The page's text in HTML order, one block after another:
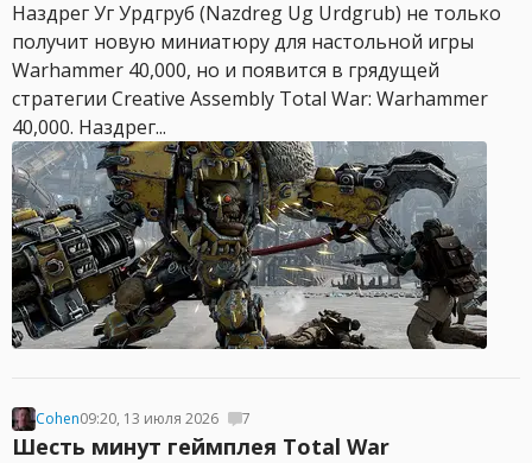
Наздрег Уг Урдгруб (Nazdreg Ug Urdgrub) не только
получит новую миниатюру для настольной игры
Warhammer 40,000, но и появится в грядущей
стратегии Creative Assembly Total War: Warhammer
40,000. Наздрег...
Cohen09:20, 13 июля 2026 7
Шесть минут геймплея Total War